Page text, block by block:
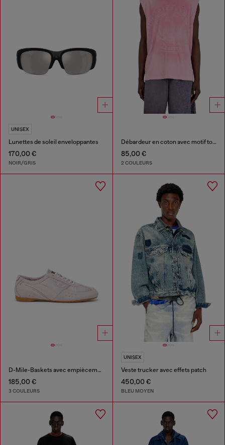
UNISEX
Lunettes de soleil enveloppantes
170,00 €
NOIR/GRIS
Débardeur en coton avec motif ton sur ton
85,00 €
2 COULEURS
D-Mile-Baskets avec empiècements en suède
185,00 €
3 COULEURS
UNISEX
Veste trucker avec effets patch
450,00 €
BLEU MOYEN